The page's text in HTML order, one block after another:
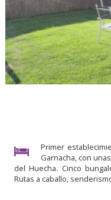
Primer
Garnacha, con
del Huecha. Cinco
Rutas a caballo,